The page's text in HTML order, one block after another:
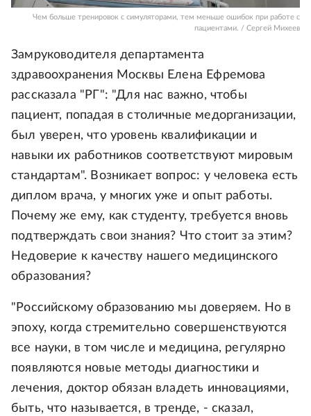
Чем больше тренировок с симуляторами, тем меньше ошибок при работе с
пациентами. / Сергей Михеев
Замруководителя департамента
здравоохранения Москвы Елена Ефремова
рассказала "РГ": "Для нас важно, чтобы
пациент, попадая в столичные медорганизации,
был уверен, что уровень квалификации и
навыки их работников соответствуют мировым
стандартам". Возникает вопрос: у человека есть
диплом врача, у многих уже и опыт работы.
Почему же ему, как студенту, требуется вновь
подтверждать свои знания? Что стоит за этим?
Недоверие к качеству нашего медицинского
образования?
"Российскому образованию мы доверяем. Но в
эпоху, когда стремительно совершенствуются
все науки, в том числе и медицина, регулярно
появляются новые методы диагностики и
лечения, доктор обязан владеть инновациями,
быть, что называется, в тренде, - сказал,